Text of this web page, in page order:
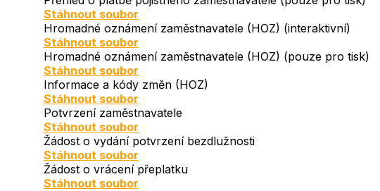
Document
Stáhnout soubor
Hromadné oznámení zaměstnavatele (HOZ) (interaktivní)
Document
Stáhnout soubor
Hromadné oznámení zaměstnavatele (HOZ) (pouze pro tisk)
Document
Stáhnout soubor
Informace a kódy změn (HOZ)
Document
Stáhnout soubor
Potvrzení zaměstnavatele
Document
Stáhnout soubor
Žádost o vydání potvrzení bezdlužnosti
Document
Stáhnout soubor
Žádost o vrácení přeplatku
Document
Stáhnout soubor